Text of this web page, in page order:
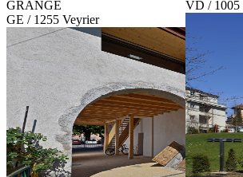
GRANGE
GE / 1255 Veyrier
VD / 1005